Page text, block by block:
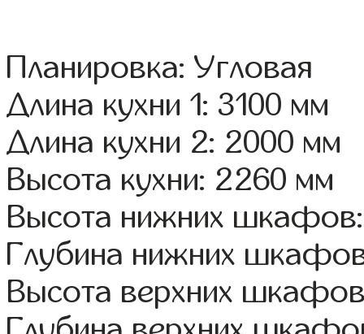
Планировка: Угловая
Длина кухни 1: 3100 мм
Длина кухни 2: 2000 мм
Высота кухни: 2260 мм
Высота нижних
Глубина нижних
Высота верхних